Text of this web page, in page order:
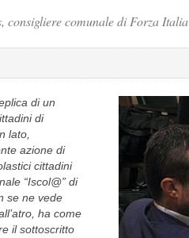
consigliere comunale di Forza Italia
di un
di
lato,
azione di
cittadini
“Iscol@” di
se ne vede
ha come
il sottoscritto